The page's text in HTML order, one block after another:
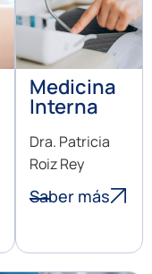
Medicina
Interna
Dra. Patricia
Roiz Rey
Saber más